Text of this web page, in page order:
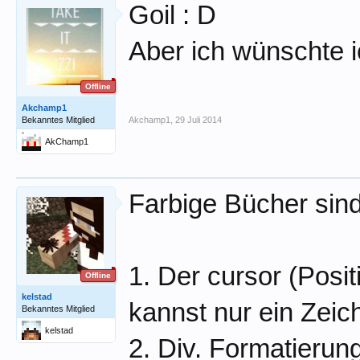
Offline
Akchamp1
Bekanntes Mitglied
AkChamp1
Goil : D
Aber ich wünschte
Akchamp1 29 Juli 2014
Offline
kelstad
Bekanntes Mitglied
kelstad
Farbige Bücher
1. Der cursor
kannst nur ein
2. Div.